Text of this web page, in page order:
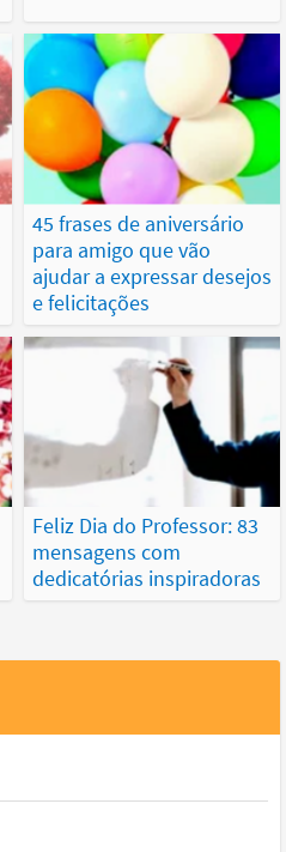
45 frases de aniversário
para amigo que vão
ajudar a expressar desejos
e felicitações
Feliz Dia do Professor: 83
mensagens com
dedicatórias inspiradoras